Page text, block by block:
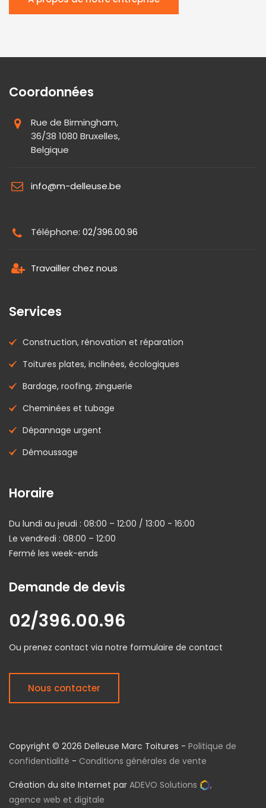
Coordonnées
Rue de Birmingham,
36/38 1080 Bruxelles,
Belgique
info@m-delleuse.be
Téléphone: 02/396.00.96
Travailler chez nous
Services
Construction, rénovation et réparation
Toitures plates, inclinées, écologiques
Bardage, roofing, zinguerie
Cheminées et tubage
Dépannage urgent
Démoussage
Horaire
Du lundi au jeudi : 08:00 – 12:00 / 13:00 - 16:00
Le vendredi : 08:00 – 12:00
Fermé les week-ends
Demande de devis
02/396.00.96
Ou prenez contact via notre formulaire de contact
Nous contacter
Copyright © 2026 Delleuse Marc Toitures - Politique de
confidentialité - Conditions générales de vente
Création du site Internet par ADEVO Solutions
,
agence web et digitale